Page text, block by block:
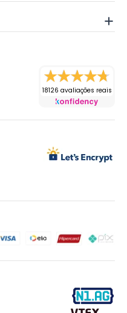
18126 avaliações reais